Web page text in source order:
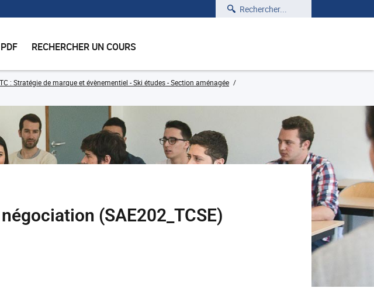
Rechercher
RECHERCHER UN COURS
: Stratégie de marque et évènementiel - Ski études - Section aménagée
(SAE202_TCSE)